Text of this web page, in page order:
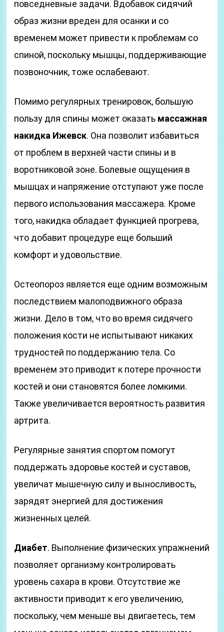
повседневные задачи. Вдобавок сидячий
образ жизни вреден для осанки и со
временем может привести к проблемам со
спиной, поскольку мышцы, поддерживающие
позвоночник, тоже ослабевают.
Помимо регулярных тренировок, большую
пользу для спины может оказать массажная
накидка Ижевск. Она позволит избавиться
от проблем в верхней части спины и в
воротниковой зоне. Болевые ощущения в
мышцах и напряжение отступают уже после
первого использования массажера. Кроме
того, накидка обладает функцией прогрева,
что добавит процедуре еще больший
комфорт и удовольствие.
Остеопороз является еще одним возможным
последствием малоподвижного образа
жизни. Дело в том, что во время сидячего
положения кости не испытывают никаких
трудностей по поддержанию тела. Со
временем это приводит к потере прочности
костей и они становятся более ломкими.
Также увеличивается вероятность развития
артрита.
Регулярные занятия спортом помогут
поддержать здоровье костей и суставов,
увеличат мышечную силу и выносливость,
зарядят энергией для достижения
жизненных целей.
Диабет. Выполнение физических упражнений
позволяет организму контролировать
уровень сахара в крови. Отсутствие же
активности приводит к его увеличению,
поскольку, чем меньше вы двигаетесь, тем